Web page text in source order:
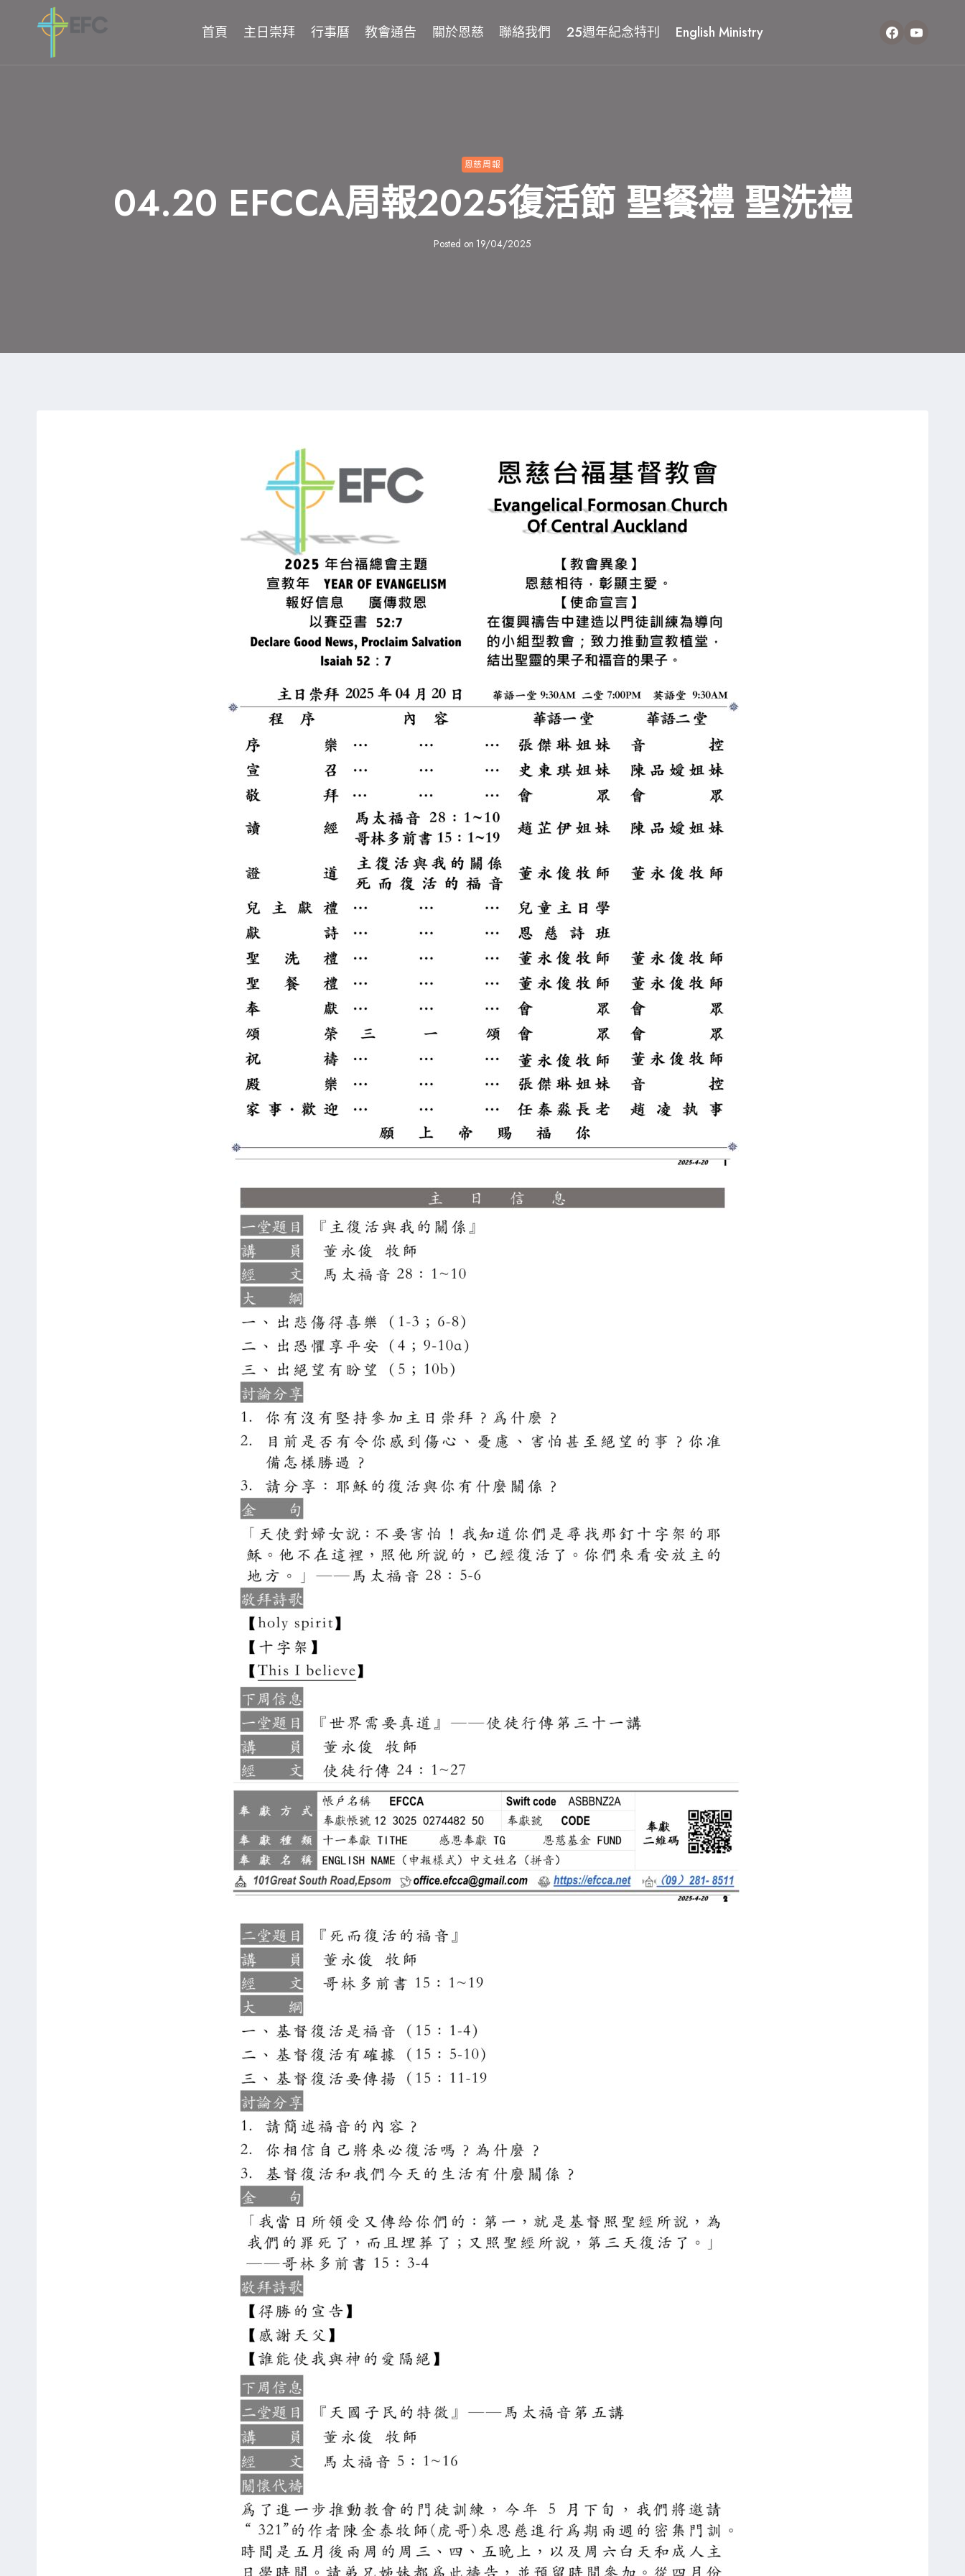
首頁 主日崇拜 行事曆 教會通告 關於恩慈 聯絡我們 25週年紀念特刊 English Ministry
恩慈周報
04.20 EFCCA周報2025復活節 聖餐禮 聖洗禮
Posted on 19/04/2025